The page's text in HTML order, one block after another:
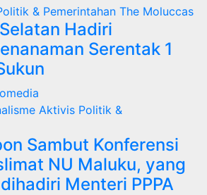
& Pemerintahan The Moluccas
Hadiri
Serentak 1
Aktivis Politik &
Sambut Konferensi
NU Maluku, yang
Menteri PPPA